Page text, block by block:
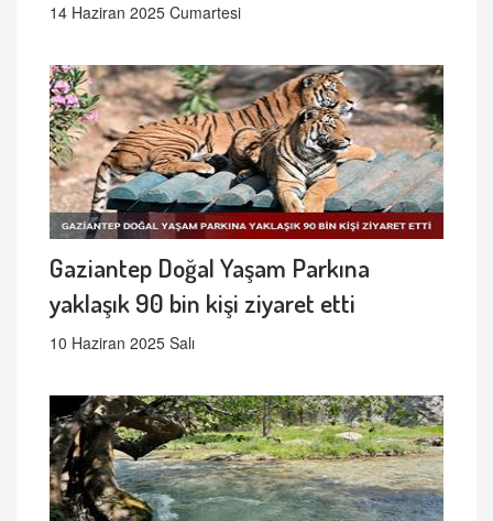
14 Haziran 2025 Cumartesi
Gaziantep Doğal Yaşam Parkına
yaklaşık 90 bin kişi ziyaret etti
10 Haziran 2025 Salı